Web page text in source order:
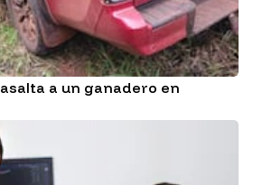
a un ganadero en